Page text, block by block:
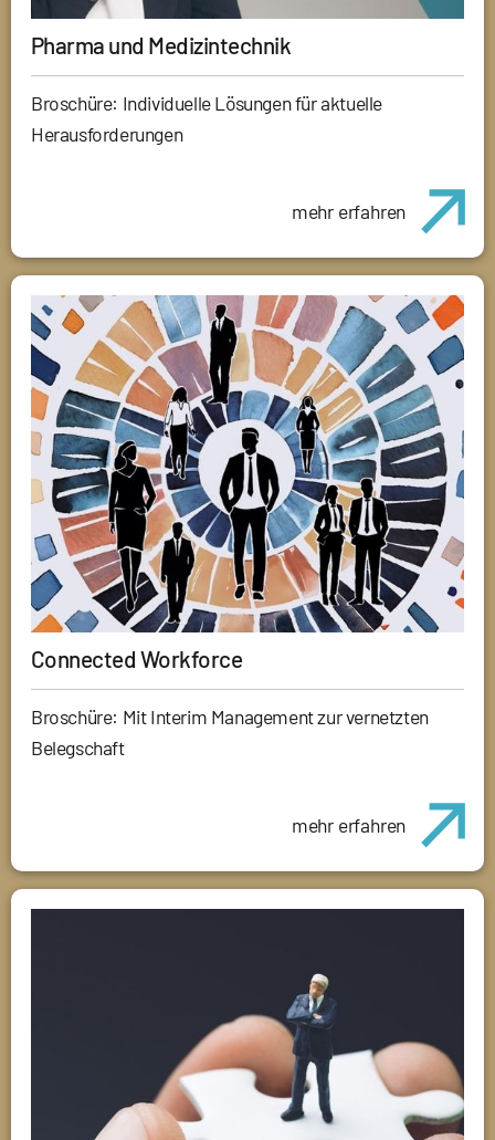
Pharma und Medizintechnik
Broschüre: Individuelle Lösungen für aktuelle
Herausforderungen
mehr erfahren
Connected Workforce
Broschüre: Mit Interim Management zur vernetzten
Belegschaft
mehr erfahren